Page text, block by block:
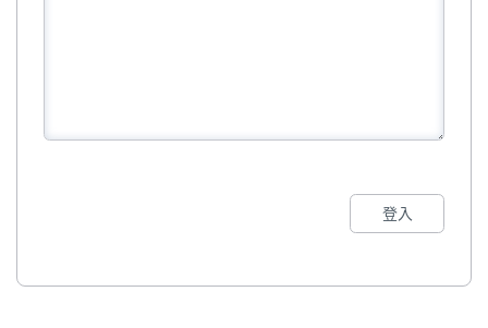
登入